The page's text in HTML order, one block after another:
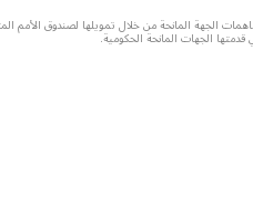
الجهة المانحة من خلال تمويلها لصندوق الأمم